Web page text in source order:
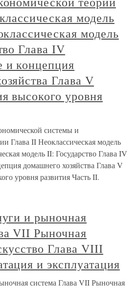
модель
модель
Глава IV
и концепция
Глава V
высокого уровня
системы и
Глава II Неоклассическая модель
модель II: Государство Глава IV
домашнего хозяйства Глава V
уровня развития Часть II.
и рыночная
VII Рыночная
Глава VIII
и эксплуатация
система Глава VII Рыночная